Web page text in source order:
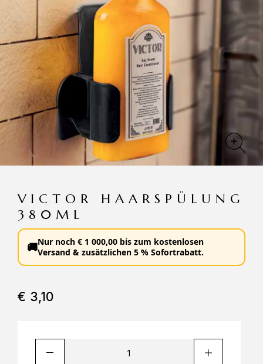
VICTOR HAARSPÜLUNG
380ML
🚚Nur noch € 1 000,00 bis zum kostenlosen
Versand & zusätzlichen 5 % Sofortrabatt.
€ 3,10